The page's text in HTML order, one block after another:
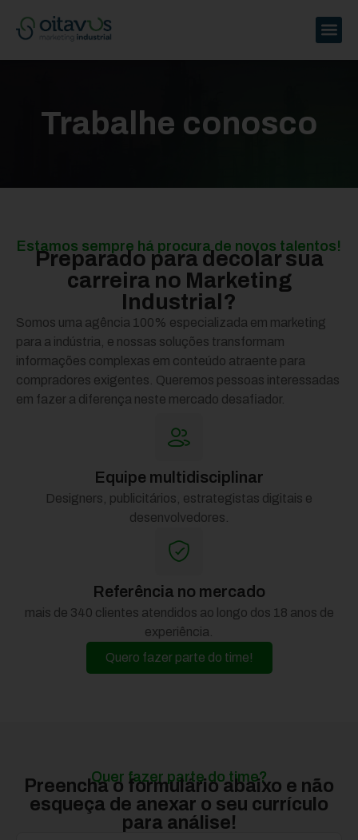
Trabalhe conosco
Estamos sempre há procura de novos talentos!
Preparado para decolar sua
carreira no Marketing
Industrial?
Somos uma agência 100% especializada em marketing
para a indústria, e nossas soluções transformam
informações complexas em conteúdo atraente para
compradores exigentes. Queremos pessoas interessadas
em fazer a diferença neste mercado desafiador.
Equipe multidisciplinar
Designers, publicitários, estrategistas digitais e
desenvolvedores.
Referência no mercado
mais de 340 clientes atendidos ao longo dos 18 anos de
experiência.
Quero fazer parte do time!
Quer fazer parte do time?
Preencha o formulário abaixo e não
esqueça de anexar o seu currículo
para análise!